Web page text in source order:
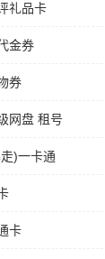
礼品卡
金券
券
网盘 租号
)一卡通
卡